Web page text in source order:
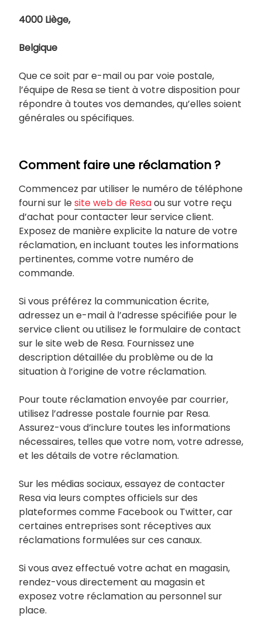
4000 Liège,
Belgique
Que ce soit par e-mail ou par voie postale,
l’équipe de Resa se tient à votre disposition pour
répondre à toutes vos demandes, qu’elles soient
générales ou spécifiques.
Comment faire une réclamation ?
Commencez par utiliser le numéro de téléphone
fourni sur lesite web de Resaou sur votre reçu
d’achat pour contacter leur service client.
Exposez de manière explicite la nature de votre
réclamation, en incluant toutes les informations
pertinentes, comme votre numéro de
commande.
Si vous préférez la communication écrite,
adressez un e-mail à l’adresse spécifiée pour le
service client ou utilisez le formulaire de contact
sur le site web de Resa. Fournissez une
description détaillée du problème ou de la
situation à l’origine de votre réclamation.
Pour toute réclamation envoyée par courrier,
utilisez l’adresse postale fournie par Resa.
Assurez-vous d’inclure toutes les informations
nécessaires, telles que votre nom, votre adresse,
et les détails de votre réclamation.
Sur les médias sociaux, essayez de contacter
Resa via leurs comptes officiels sur des
plateformes comme Facebook ou Twitter, car
certaines entreprises sont réceptives aux
réclamations formulées sur ces canaux.
Si vous avez effectué votre achat en magasin,
rendez-vous directement au magasin et
exposez votre réclamation au personnel sur
place.